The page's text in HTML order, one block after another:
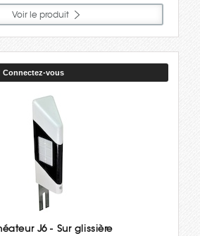
Voir le produit
Connectez-vous
J6 - Sur glissière